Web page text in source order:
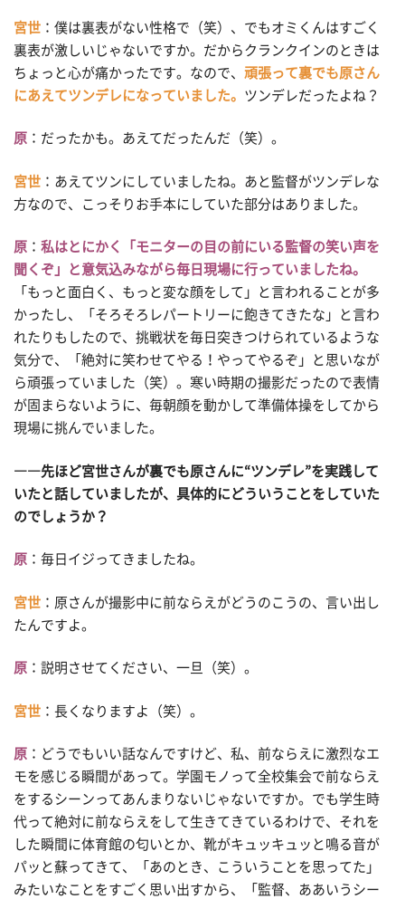
宮世 ：僕は裏表がない性格で（笑）、でもオミくんはすごく
裏表が激しいじゃないですか。だからクランクインのときは
ちょっと心が痛かったです。なので、 頑張って裏でも原さん
にあえてツンデレになっていました。 ツンデレだったよね？
原 ：だったかも。あえてだったんだ（笑）。
宮世 ：あえてツンにしていましたね。あと監督がツンデレな
方なので、こっそりお手本にしていた部分はありました。
原 ： 私はとにかく「モニターの目の前にいる監督の笑い声を
聞くぞ」と意気込みながら毎日現場に行っていましたね。
「もっと面白く、もっと変な顔をして」と言われることが多
かったし、「そろそろレパートリーに飽きてきたな」と言わ
れたりもしたので、挑戦状を毎日突きつけられているような
気分で、「絶対に笑わせてやる！やってやるぞ」と思いなが
ら頑張っていました（笑）。寒い時期の撮影だったので表情
が固まらないように、毎朝顔を動かして準備体操をしてから
現場に挑んでいました。
――先ほど宮世さんが裏でも原さんに“ツンデレ”を実践して
いたと話していましたが、具体的にどういうことをしていた
のでしょうか？
原 ：毎日イジってきましたね。
宮世 ：原さんが撮影中に前ならえがどうのこうの、言い出し
たんですよ。
原 ：説明させてください、一旦（笑）。
宮世 ：長くなりますよ（笑）。
原 ：どうでもいい話なんですけど、私、前ならえに激烈なエ
モを感じる瞬間があって。学園モノって全校集会で前ならえ
をするシーンってあんまりないじゃないですか。でも学生時
代って絶対に前ならえをして生きてきているわけで、それを
した瞬間に体育館の匂いとか、靴がキュッキュッと鳴る音が
パッと蘇ってきて、「あのとき、こういうことを思ってた」
みたいなことをすごく思い出すから、「監督、ああいうシー